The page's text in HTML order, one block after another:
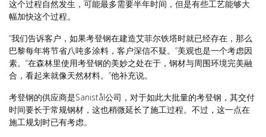
这个过程自然发生，可能最多需要半年时间，但是有些工艺能够大
幅加快这个过程。
“我们告诉客户，如果考登钢在建造艾菲尔铁塔时就已经存在，那么
巴黎每年将节省八吨多涂料，客户深信不疑。”美观也是一个考虑因
素。“在森林里使用考登钢的美妙之处在于，钢材与周围环境完美融
合，看起来就像天然材料。”他补充说。
考登钢的供应商是Sanistål公司，对于如此大批量的考登钢，其交付
时间要长于常规钢材，这也稍微延长了施工过程。不过，这一点在
施工规划时已有考虑。